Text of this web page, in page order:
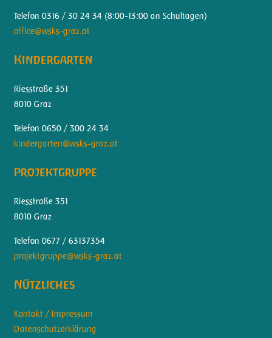
Telefon 0316 / 30 24 34 (8:00-13:00 an Schultagen)
office@wsks-graz.at
Kindergarten
Riesstraße 351
8010 Graz
Telefon 0650 / 300 24 34
kindergarten@wsks-graz.at
Projektgruppe
Riesstraße 351
8010 Graz
Telefon 0677 / 63137354
projektgruppe@wsks-graz.at
Nützliches
Kontakt / Impressum
Datenschutzerklärung